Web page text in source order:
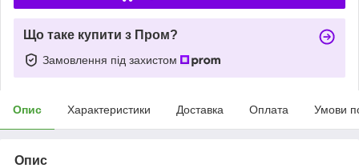
Що таке купити з Пром?
Замовлення під захистом
Опис Характеристики Доставка Оплата Умови
Опис